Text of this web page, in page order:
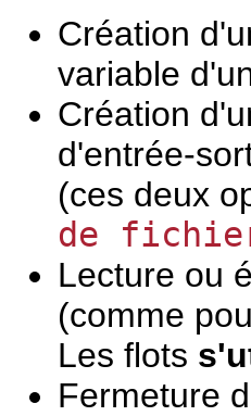
Création
variable
Création
d'entrée-
(ces deux
de
Lecture ou
(comme
Les flots
Fermeture